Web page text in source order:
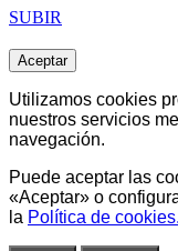
SUBIR
Aceptar
Utilizamos cookies
nuestros servicios
navegación.
Puede aceptar las
«Aceptar» o
la Política de cookies.